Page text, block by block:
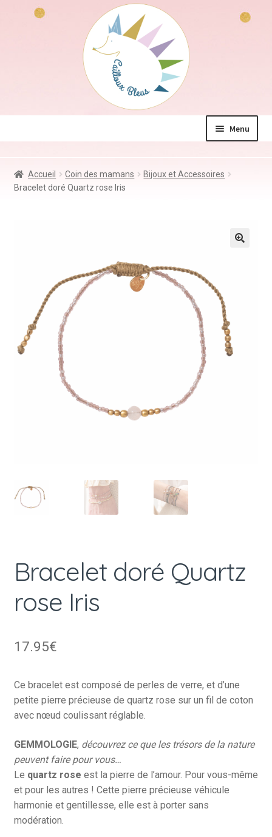
Menu
Jeux & Jouets
Accueil Coin des mamans
Bijoux et Accessoires
Bracelet doré Quartz rose Iris
Bracelet doré Quartz
rose Iris
17.95€
Ce bracelet est composé de perles de verre, et d’une
petite pierre précieuse de quartz rose sur un fil de coton
avec nœud coulissant réglable.
GEMMOLOGIE, découvrez ce que les trésors de la nature
peuvent faire pour vous…
Le quartz rose est la pierre de l’amour. Pour vous-même
et pour les autres ! Cette pierre précieuse véhicule
harmonie et gentillesse, elle est à porter sans
modération.